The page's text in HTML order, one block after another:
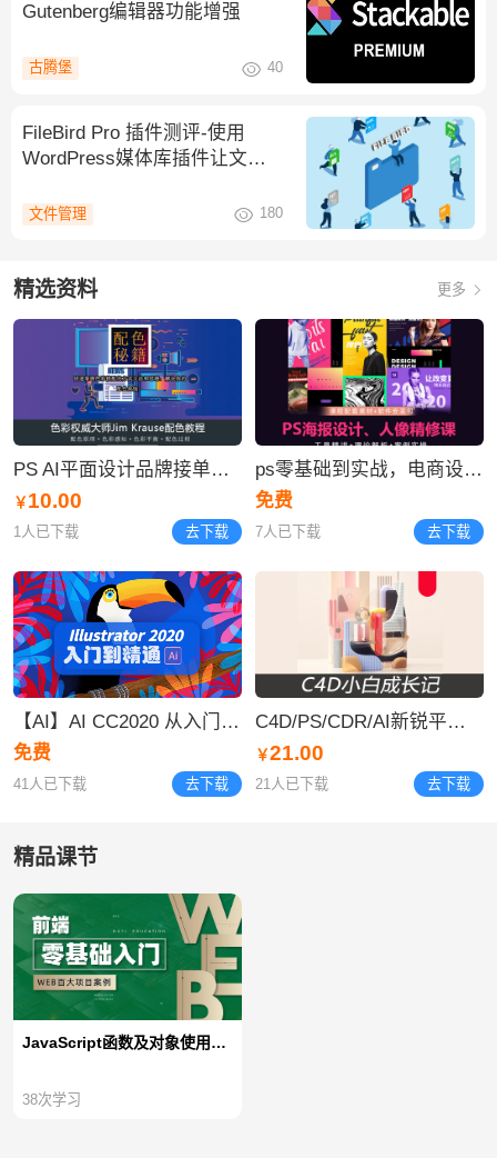
Gutenberg编辑器功能增强
古腾堡 40
FileBird Pro 插件测评-使用
WordPress媒体库插件让文件
文件管理 180
精选资料 更多
PS AI平面设计品牌接单项目实战营/配色/版式/字体logo
￥ 10.00
1人已下载 去下载
ps零基础到实战，电商设计/平面设计/UI设计/商业插画/C4D
免费
7人已下载 去下载
【AI】AI CC2020 从入门到精通视频合集
免费
41人已下载 去下载
C4D/PS/CDR/AI新锐平面视觉设计 字体设计 logo
￥21.00
21人已下载 去下载
精品课节
JavaScript函数及对象使用【不加密视频】
38次学习